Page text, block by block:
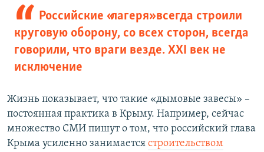
Российские «лагеря» всегда строили
круговую оборону, со всех сторон, всегда
говорили, что враги везде. ХХІ век не
исключение
Жизнь показывает, что такие «дымовые завесы» –
постоянная практика в Крыму. Например, сейчас
множество СМИ пишут о том, что российский глава
Крыма усиленно занимается строительством